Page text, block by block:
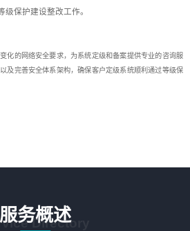
保护建设整改工作。
化的网络安全要求，为系统定级和备案提供专业的咨询服
及完善安全体系架构，确保客户定级系统顺利通过等级保
服务概述
Directory